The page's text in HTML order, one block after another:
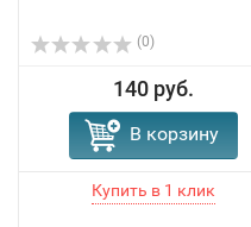
(0)
140 руб.
В корзину